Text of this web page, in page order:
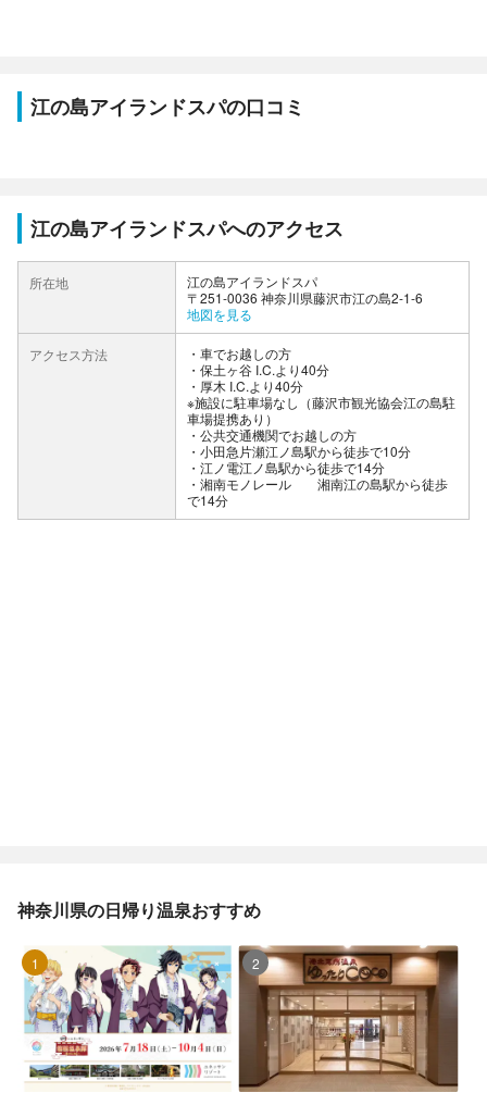
江の島アイランドスパの口コミ
江の島アイランドスパへのアクセス
所在地
江の島アイランドスパ
〒251-0036 神奈川県藤沢市江の島2-1-6
地図を見る
アクセス方法
車でお越しの方
・保土ヶ谷 I.C.より40分
・厚木 I.C.より40分
※施設に駐車場なし（藤沢市観光協会江の島駐
車場提携あり）
公共交通機関でお越しの方
・小田急片瀬江ノ島駅から徒歩で10分
・江ノ電江ノ島駅から徒歩で14分
・湘南モノレール 湘南江の島駅から徒歩
で14分
神奈川県の日帰り温泉おすすめ
1位 2位